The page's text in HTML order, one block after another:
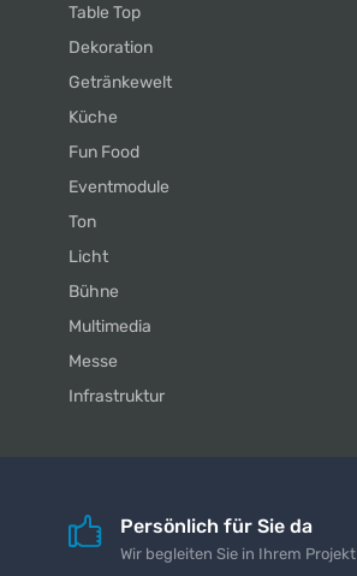
Table Top
Dekoration
Getränkewelt
Küche
Fun Food
Eventmodule
Ton
Licht
Bühne
Multimedia
Messe
Infrastruktur
Persönlich für Sie da
Wir begleiten Sie in Ihrem Projekt